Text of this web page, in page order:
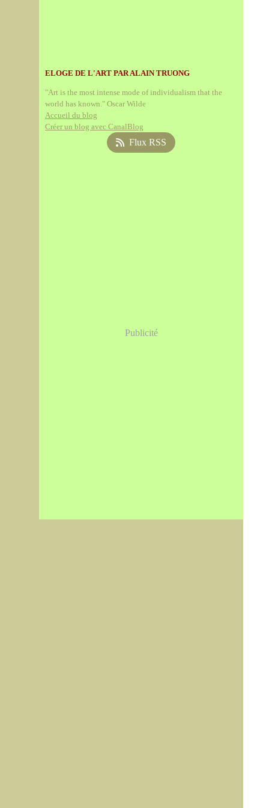
ELOGE DE L'ART PAR ALAIN TRUONG
"Art is the most intense mode of individualism that the
world has known." Oscar Wilde
Accueil du blog
Créer un blog avec CanalBlog
Flux RSS
Publicité